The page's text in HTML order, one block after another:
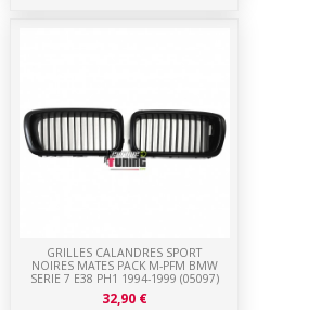
GRILLES CALANDRES SPORT
NOIRES MATES PACK M-PFM BMW
SERIE 7 E38 PH1 1994-1999 (05097)
32,90 €